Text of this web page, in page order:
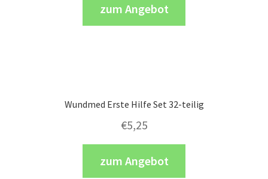
zum Angebot
Wundmed Erste Hilfe Set 32-teilig
€5,25
zum Angebot